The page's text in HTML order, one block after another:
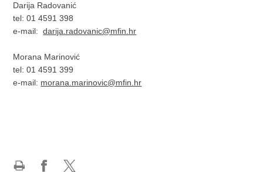
Darija Radovanić
tel: 01 4591 398
e-mail:darija.radovanic@mfin.hr
Morana Marinović
tel: 01 4591 399
e-mail: morana.marinovic@mfin.hr